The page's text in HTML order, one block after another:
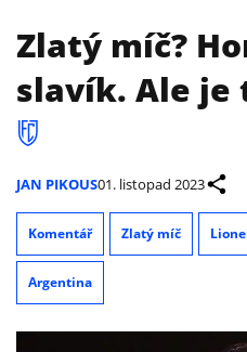
Zlatý míč?
slavík. Ale je
JAN PIKOUS01. listopad 2023
Komentář Zlatý míč
Argentina